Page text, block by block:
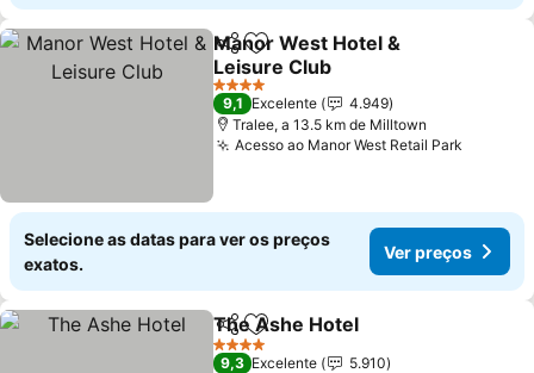
PartilharAdicionar aos favoritos
Manor West Hotel &
Leisure Club
Ver preços
4 Estrelas
9,1 Excelente
4.949
Tralee, a 13.5 km de Milltown
Acesso ao Manor West Retail Park
Selecione as datas para ver os preços
exatos.
Ver preços
PartilharAdicionar aos favoritos
The Ashe Hotel
4 Estrelas
9,3 Excelente
5.910